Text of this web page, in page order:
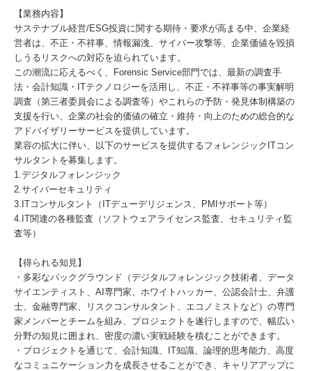
【業務内容】
サステナブル経営/ESG投資に関する期待・要求が高まる中、企業経
営者は、不正・不祥事、情報漏洩、サイバー攻撃等、企業価値を毀損
しうるリスクへの対応を迫られています。
この潮流に応えるべく、Forensic Service部門では、最新の調査手
法・会計知識・ITテクノロジーを活用し、不正・不祥事等の事実解明
調査（第三者委員会による調査等）やこれらの予防・発見体制構築の
支援を行い、企業の社会的価値の確立・維持・向上のための総合的な
アドバイザリーサービスを提供しています。
業容の拡大に伴い、以下のサービスを提供するフォレンジックITコン
サルタントを募集します。
1.デジタルフォレンジック
2.サイバーセキュリティ
3.ITコンサルタント（ITデューデリジェンス、PMIサポート等）
4.IT関連の各種監査（ソフトウェアライセンス監査、セキュリティ監
査等）
【得られる知見】
・多彩なバックグラウンド（デジタルフォレンジック技術者、データ
サイエンティスト、AI専門家、ホワイトハッカー、公認会計士、弁護
士、金融専門家、リスクコンサルタント、エコノミストなど）の専門
家メンバーとチームを組み、プロジェクトを遂行しますので、幅広い
分野の知見に囲まれ、密度の濃い実戦経験を積むことができます。
・プロジェクトを通じて、会計知識、IT知識、論理的思考能力、高度
なコミュニケーション力を成長させることができ、キャリアアップに